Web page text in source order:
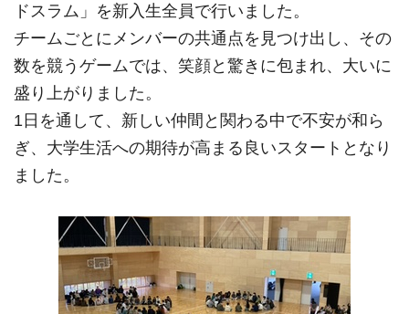
ドスラム」 を新入生全員で行いました。
チームごとにメンバーの共通点を見つけ出し、 その
数を競うゲームでは、笑顔と驚きに包まれ、 大いに
盛り上がりました。
1日を通して、新しい仲間と関わる中で不安が和ら
ぎ、 大学生活への期待が高まる良いスタートとなり
ました。